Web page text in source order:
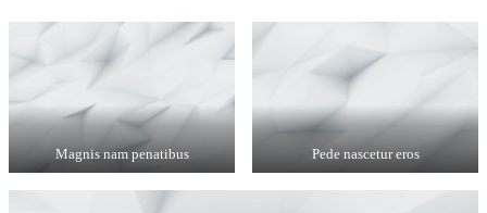
Magnis nam penatibus Pede nascetur eros